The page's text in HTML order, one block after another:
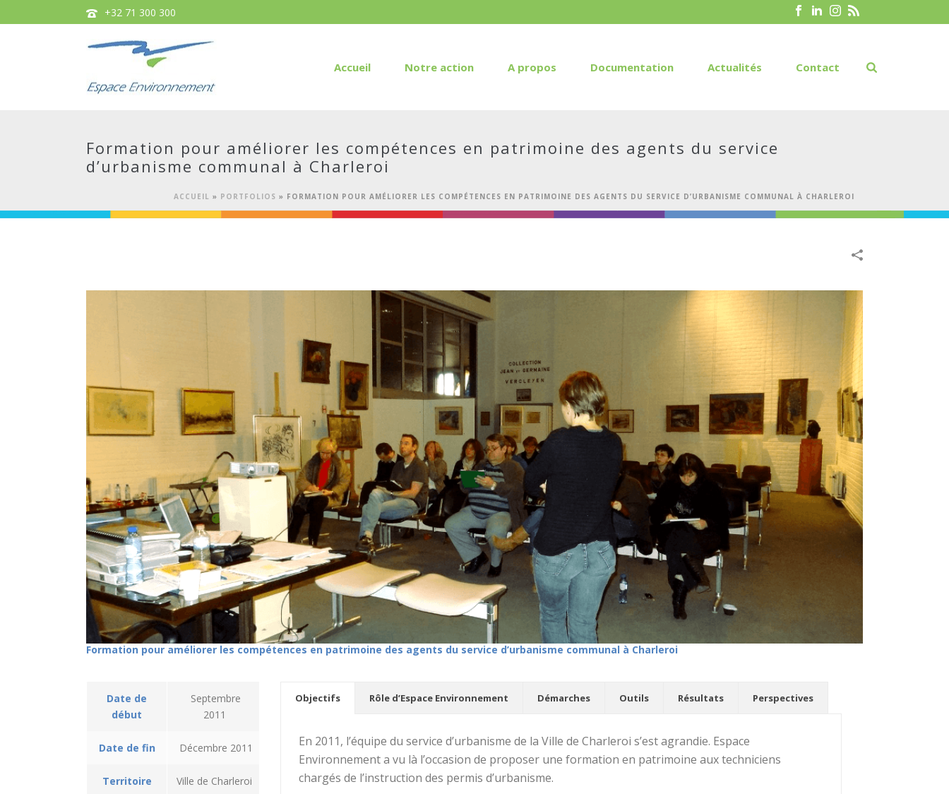
+32 71 300 300
Accueil Notre action A propos Documentation Actualités Contact
Formation pour améliorer les compétences en patrimoine des agents du service
d’urbanisme communal à Charleroi
ACCUEIL » PORTFOLIOS » FORMATION POUR AMÉLIORER LES COMPÉTENCES EN PATRIMOINE DES AGENTS DU SERVICE D’URBANISME COMMUNAL À CHARLEROI
Formation pour améliorer les compétences en patrimoine des agents du service d’urbanisme communal à Charleroi
Date de
début
Septembre
2011
Date de fin Décembre 2011
Territoire Ville de Charleroi
Objectifs Rôle d’Espace Environnement Démarches Outils Résultats Perspectives
En 2011, l’équipe du service d’urbanisme de la Ville de Charleroi s’est agrandie. Espace
Environnement a vu là l’occasion de proposer une formation en patrimoine aux techniciens
chargés de l’instruction des permis d’urbanisme.